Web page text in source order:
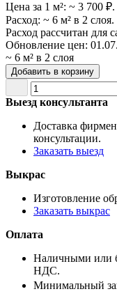
Цена за 1 м²: ~ 3 700 ₽.
Расход: ~ 6 м² в 2 слоя.
Расход рассчитан для
Обновление цен:
~ 6 м² в 2 слоя
Добавить в корзину
Выезд консультанта
Доставка
консультации.
Заказать выезд
Выкрас
Изготовление
Заказать выкрас
Оплата
Наличными или
НДС.
Минимальный